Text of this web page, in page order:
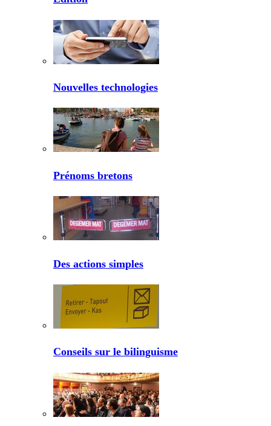
Nouvelles technologies
Prénoms bretons
Des actions simples
Conseils sur le bilinguisme